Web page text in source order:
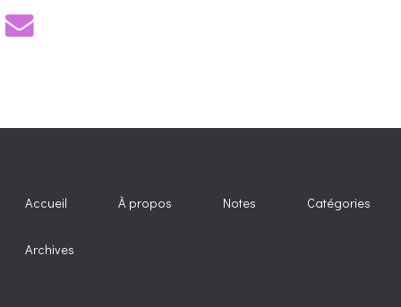
Accueil À propos Notes Catégories
Archives